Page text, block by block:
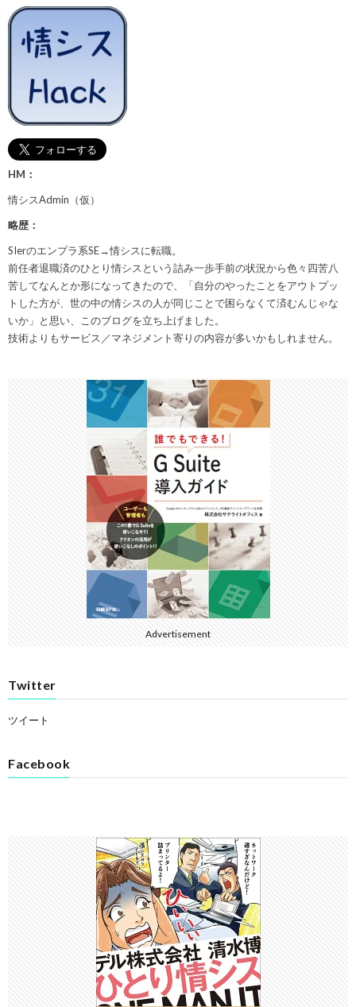
HM：
情シスAdmin（仮）
略歴：
SIerのエンプラ系SE→情シスに転職。
前任者退職済のひとり情シスという詰み一歩手前の状況から色々四苦八
苦してなんとか形になってきたので、「自分のやったことをアウトプッ
トした方が、世の中の情シスの人が同じことで困らなくて済むんじゃな
いか」と思い、このブログを立ち上げました。
技術よりもサービス／マネジメント寄りの内容が多いかもしれません。
Advertisement
Twitter
ツイート
Facebook